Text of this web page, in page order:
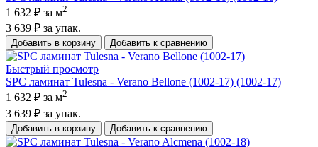
1 632 ₽ за м2
3 639 ₽ за упак.
Добавить в корзину Добавить к сравнению
Быстрый просмотр
SPC ламинат Tulesna - Verano Bellone (1002-17) (1002-17)
1 632 ₽ за м2
3 639 ₽ за упак.
Добавить в корзину Добавить к сравнению